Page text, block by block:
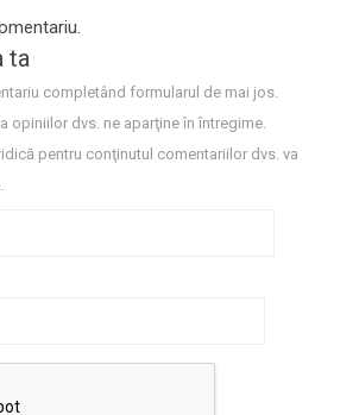
ta
completând formularul de mai jos.
opiniilor dvs. ne aparţine în întregime.
pentru conţinutul comentariilor dvs. va